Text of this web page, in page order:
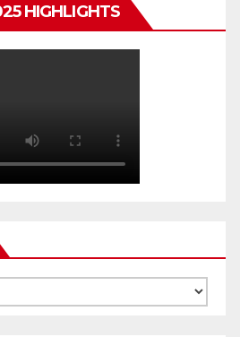
HIGHLIGHTS